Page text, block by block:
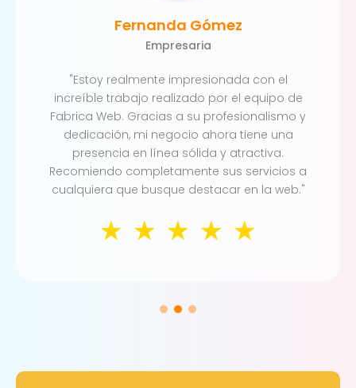
"Estoy realmente impresionada con el
increíble trabajo realizado por el equipo de
Fabrica Web. Gracias a su profesionalismo y
dedicación, mi negocio ahora tiene una
presencia en línea sólida y atractiva.
Recomiendo completamente sus servicios a
cualquiera que busque destacar en la web."
Fernanda Gómez
Empresaria
☆ ☆ ☆ ☆ ☆